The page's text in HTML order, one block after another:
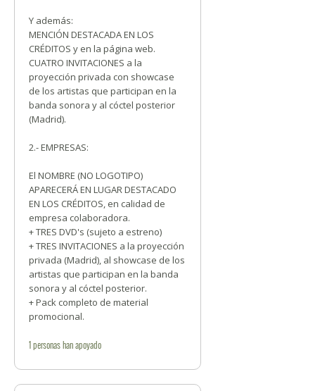
Y además:
MENCIÓN DESTACADA EN LOS
CRÉDITOS y en la página web.
CUATRO INVITACIONES a la
proyección privada con showcase
de los artistas que participan en la
banda sonora y al cóctel posterior
(Madrid).
2.- EMPRESAS:
El NOMBRE (NO LOGOTIPO)
APARECERÁ EN LUGAR DESTACADO
EN LOS CRÉDITOS, en calidad de
empresa colaboradora.
+ TRES DVD's (sujeto a estreno)
+ TRES INVITACIONES a la proyección
privada (Madrid), al showcase de los
artistas que participan en la banda
sonora y al cóctel posterior.
+ Pack completo de material
promocional.
1personashan apoyado